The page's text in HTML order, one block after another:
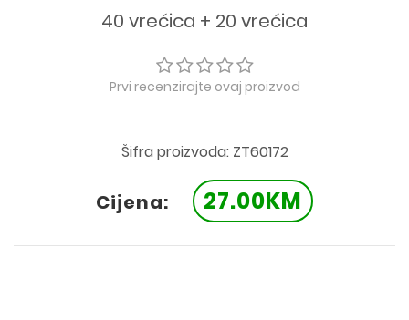
40 vrećica + 20 vrećica
Prvi recenzirajte ovaj proizvod
Šifra proizvoda: ZT60172
Cijena: 27.00KM